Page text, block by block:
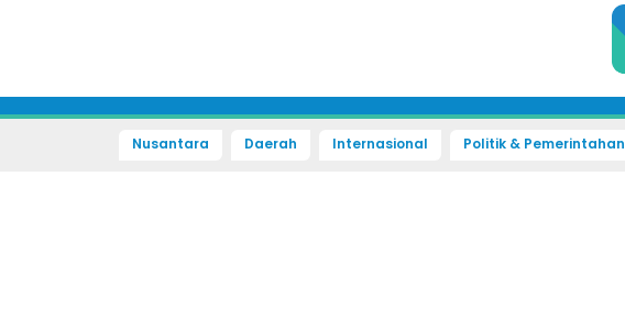
Nusantara Daerah Internasional Politik & Pemerintahan